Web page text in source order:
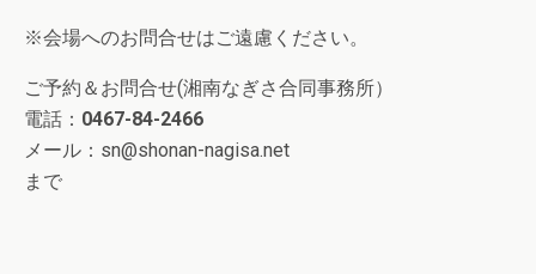
※会場へのお問合せはご遠慮ください。
ご予約＆お問合せ(湘南なぎさ合同事務所）
電話： 0467-84-2466
メール：sn@shonan-nagisa.net
まで